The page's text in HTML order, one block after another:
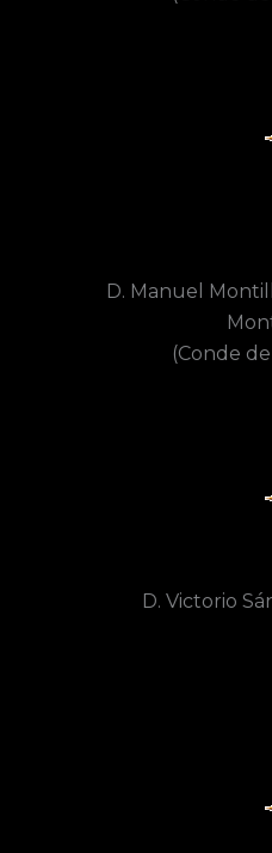
D. Manuel
(Conde
D. Victorio